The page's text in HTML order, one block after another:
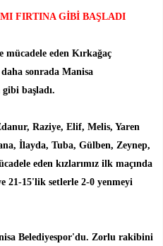
FIRTINA GİBİ BAŞLADI
eden Kırkağaç
sonrada Manisa
başladı.
Raziye, Elif, Melis, Yaren
İlayda, Tuba, Gülben, Zeynep,
eden kızlarımız ilk maçında
21-15'lik setlerle 2-0 yenmeyi
Belediyespor'du. Zorlu rakibini